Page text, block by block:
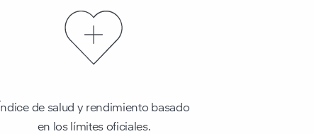
Índice de salud y rendimiento basado
en los límites oficiales.